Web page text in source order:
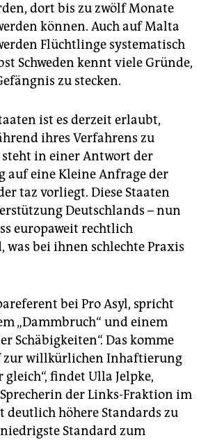
dort bis zu zwölf Monate
können. Auch auf Malta
Flüchtlinge systematisch
Schweden kennt viele Gründe,
zu stecken.
ist es derzeit erlaubt,
ihres Verfahrens zu
in einer Antwort der
auf eine Kleine Anfrage der
taz vorliegt. Diese Staaten
Deutschlands – nun
europaweit rechtlich
was bei ihnen schlechte Praxis
bei Pro Asyl, spricht
„Dammbruch“ und einem
Schäbigkeiten“. Das komme
zur willkürlichen Inhaftierung
gleich“, findet Ulla Jelpke,
der Links-Fraktion im
deutlich höhere Standards zu
Standard zum